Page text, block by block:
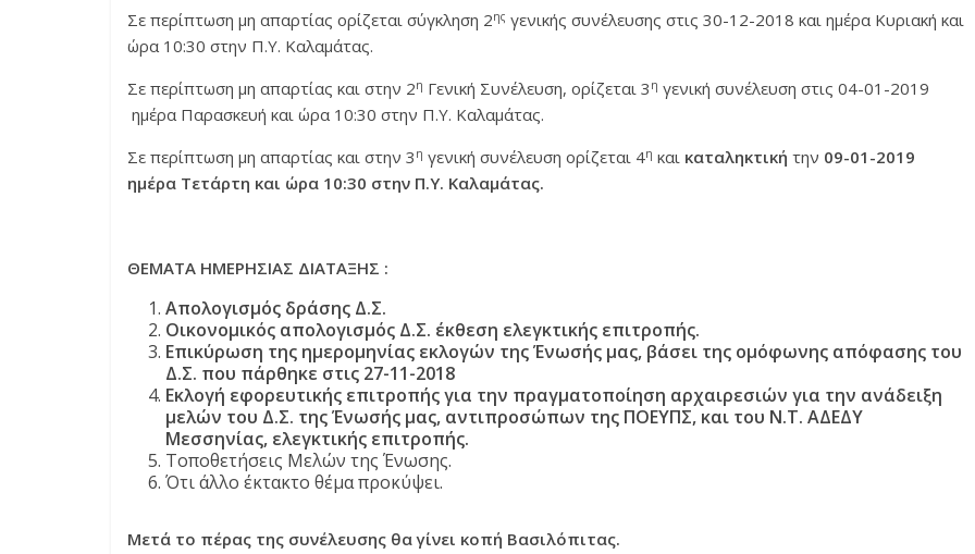
Σε περίπτωση μη απαρτίας ορίζεται σύγκληση 2ης γενικής συνέλευσης στις 30-12-2018 και ημέρα Κυριακή και
ώρα 10:30 στην Π.Υ. Καλαμάτας.
Σε περίπτωση μη απαρτίας και στην 2η Γενική Συνέλευση, ορίζεται 3 η γενική συνέλευση στις 04-01-2019
ημέρα Παρασκευή και ώρα 10:30 στην Π.Υ. Καλαμάτας.
Σε περίπτωση μη απαρτίας και στην 3 η γενική συνέλευση ορίζεται 4η και καταληκτική την 09-01-2019
ημέρα Τετάρτη και ώρα 10:30 στην Π.Υ. Καλαμάτας.
ΘΕΜΑΤΑ ΗΜΕΡΗΣΙΑΣ ΔΙΑΤΑΞΗΣ :
Απολογισμός δράσης Δ.Σ.
Οικονομικός απολογισμός Δ.Σ. έκθεση ελεγκτικής επιτροπής.
Επικύρωση της ημερομηνίας εκλογών της Ένωσής μας, βάσει της ομόφωνης απόφασης του
Δ.Σ. που πάρθηκε στις 27-11-2018
Εκλογή εφορευτικής επιτροπής για την πραγματοποίηση αρχαιρεσιών για την ανάδειξη
μελών του Δ.Σ. της Ένωσής μας, αντιπροσώπων της ΠΟΕΥΠΣ, και του Ν.Τ. ΑΔΕΔΥ
Μεσσηνίας, ελεγκτικής επιτροπής.
Τοποθετήσεις Μελών της Ένωσης.
Ότι άλλο έκτακτο θέμα προκύψει.
Μετά το πέρας της συνέλευσης θα γίνει κοπή Βασιλόπιτας.